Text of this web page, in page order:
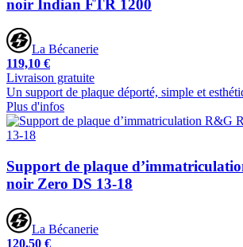
noir Indian FTR 1200
La Bécanerie
119,10 €
Livraison gratuite
Un support de plaque déporté, simple et
Plus d'infos
Support de plaque
noir Zero DS 13-18
La Bécanerie
120,50 €